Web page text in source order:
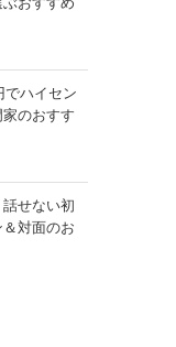
でハイセン
のおすす
話せない初
対面のお